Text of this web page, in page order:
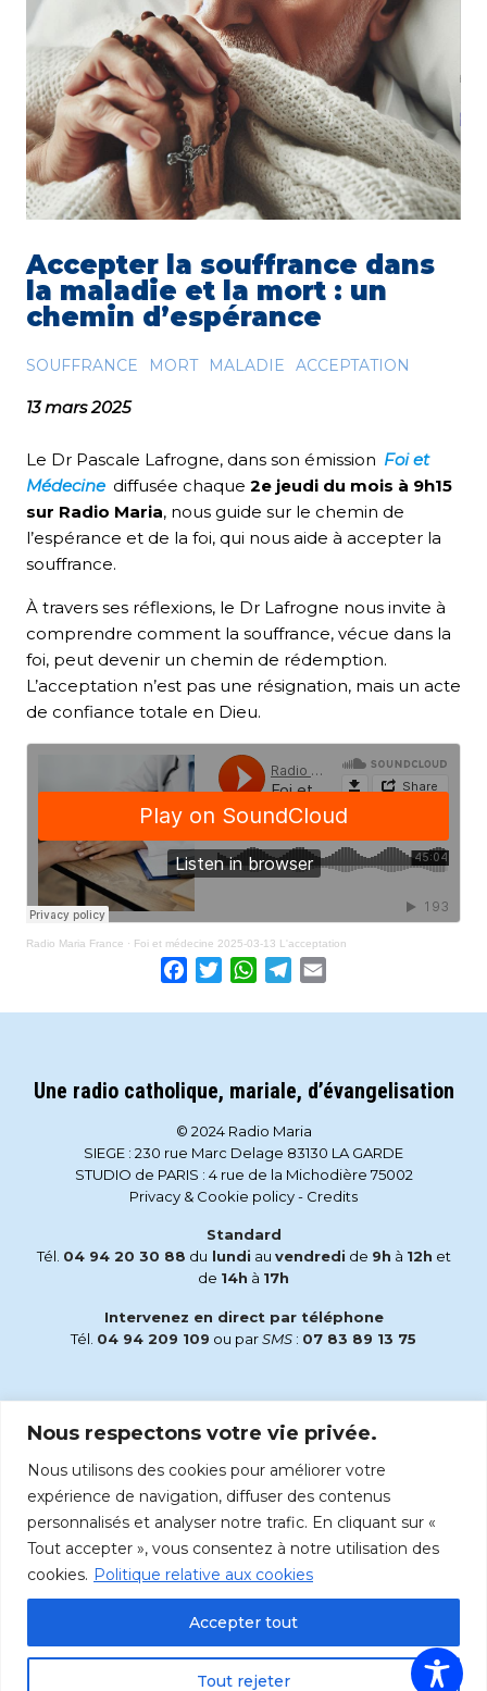
Nous respectons votre vie privée.
Nous utilisons des cookies pour améliorer votre
expérience de navigation, diffuser des contenus
personnalisés et analyser notre trafic. En cliquant sur «
Tout accepter », vous consentez à notre utilisation des
cookies. Politique relative aux cookies
Tout rejeter
Accepter tout
Accepter la souffrance dans
la maladie et la mort : un
chemin d’espérance
SOUFFRANCE MORT MALADIE ACCEPTATION
13 mars 2025
Le Dr Pascale Lafrogne, dans son émission Foi et
Médecine diffusée chaque 2e jeudi du mois à 9h15
sur Radio Maria, nous guide sur le chemin de
l’espérance et de la foi, qui nous aide à accepter la
souffrance.
À travers ses réflexions, le Dr Lafrogne nous invite à
comprendre comment la souffrance, vécue dans la
foi, peut devenir un chemin de rédemption.
L’acceptation n’est pas une résignation, mais un acte
de confiance totale en Dieu.
Radio Maria France · Foi et médecine 2025-03-13 L'acceptation
Facebook
TwitterWhatsApp
Telegram
Une radio catholique, mariale, d’évangelisation
© 2024 Radio Maria
SIEGE : 230 rue Marc Delage 83130 LA GARDE
STUDIO de PARIS : 4 rue de la Michodière 75002
Privacy & Cookie policy- Credits
Standard
Tél. 04 94 20 30 88 du lundi au vendredi de 9h à 12h et
de 14h à 17h
Intervenez en direct par téléphone
Tél. 04 94 209 109 ou parSMS : 07 83 89 13 75
accueil@radiomaria.fr
Écoutez Radio Maria sur :